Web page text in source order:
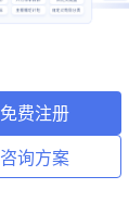
免费注册
咨询方案